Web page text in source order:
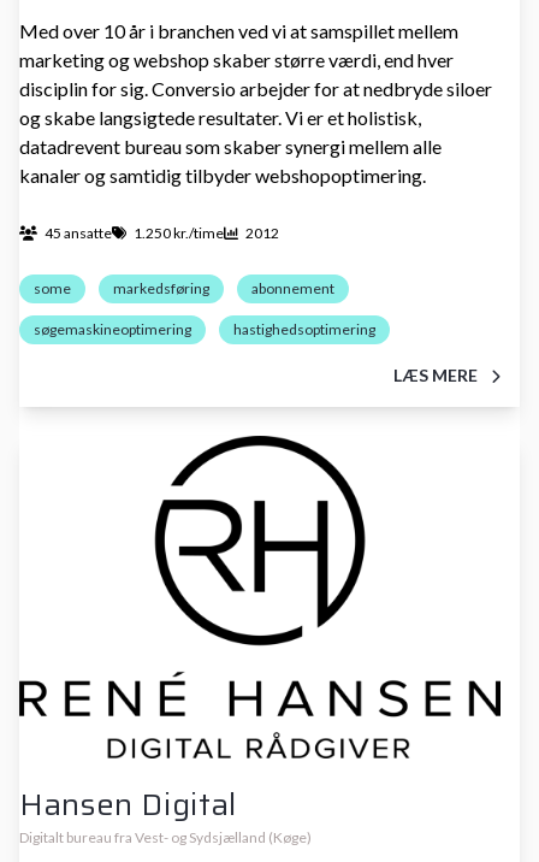
Med over 10 år i branchen ved vi at samspillet mellem
marketing og webshop skaber større værdi, end hver
disciplin for sig. Conversio arbejder for at nedbryde siloer
og skabe langsigtede resultater. Vi er et holistisk,
datadrevent bureau som skaber synergi mellem alle
kanaler og samtidig tilbyder webshopoptimering.
45 ansatte 1.250 kr./time 2012
some markedsføring abonnement
søgemaskineoptimering hastighedsoptimering
LÆS MERE
Hansen Digital
Digitalt bureau fra Vest- og Sydsjælland (Køge)